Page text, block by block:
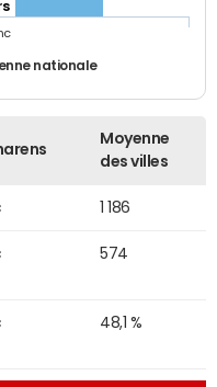
nationale
Moyenne
des villes
1 186
574
48,1 %